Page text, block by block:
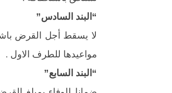
“البند السادس”
لا يسقط أجل القرض
مواعيدها للطرف الاول .
“البند السابع”